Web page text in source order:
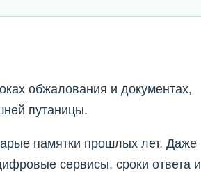
обжалования и документах,
путаницы.
памятки прошлых лет. Даже
сервисы, сроки ответа и